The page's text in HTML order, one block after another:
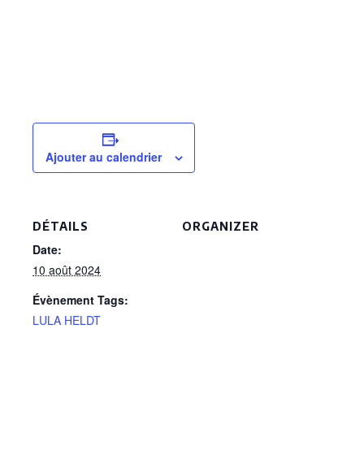
Ajouter au calendrier
DÉTAILS
Date:
10 août 2024
Évènement Tags:
LULA HELDT
ORGANIZER